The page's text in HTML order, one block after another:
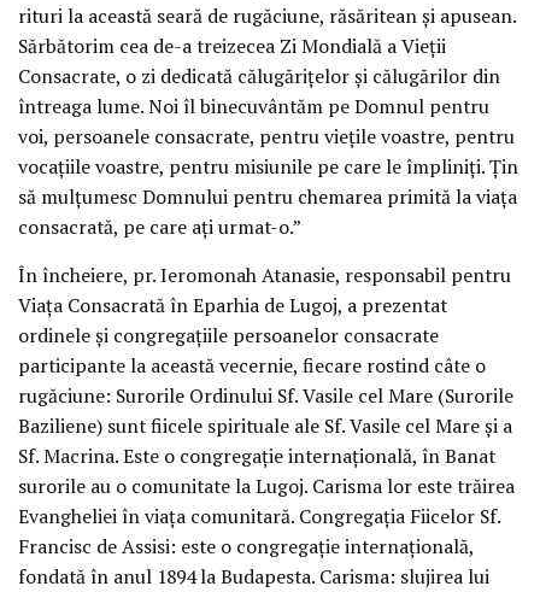
rituri la această seară de rugăciune, răsăritean și apusean.
Sărbătorim cea de-a treizecea Zi Mondială a Vieții
Consacrate, o zi dedicată călugărițelor și călugărilor din
întreaga lume. Noi îl binecuvântăm pe Domnul pentru
voi, persoanele consacrate, pentru viețile voastre, pentru
vocațiile voastre, pentru misiunile pe care le împliniți. Țin
să mulțumesc Domnului pentru chemarea primită la viața
consacrată, pe care ați urmat-o.”
În încheiere, pr. Ieromonah Atanasie, responsabil pentru
Viața Consacrată în Eparhia de Lugoj, a prezentat
ordinele și congregațiile persoanelor consacrate
participante la această vecernie, fiecare rostind câte o
rugăciune: Surorile Ordinului Sf. Vasile cel Mare (Surorile
Baziliene) sunt fiicele spirituale ale Sf. Vasile cel Mare și a
Sf. Macrina. Este o congregație internațională, în Banat
surorile au o comunitate la Lugoj. Carisma lor este trăirea
Evangheliei în viața comunitară. Congregația Fiicelor Sf.
Francisc de Assisi: este o congregație internațională,
fondată în anul 1894 la Budapesta. Carisma: slujirea lui